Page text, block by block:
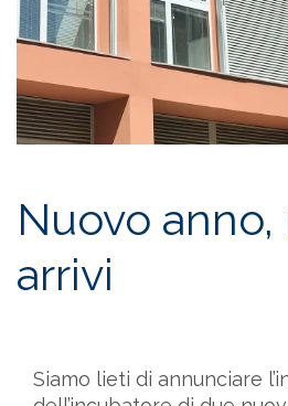
Nuovo anno,
arrivi
Siamo lieti di annunciare